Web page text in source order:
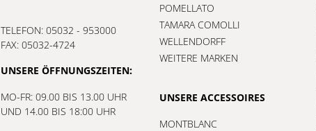
TELEFON: 05032 - 953000
FAX: 05032-4724
UNSERE ÖFFNUNGSZEITEN:
MO-FR: 09.00 BIS 13.00 UHR
UND 14.00 BIS 18:00 UHR
POMELLATO
TAMARA COMOLLI
WELLENDORFF
WEITERE MARKEN
UNSERE ACCESSOIRES
MONTBLANC